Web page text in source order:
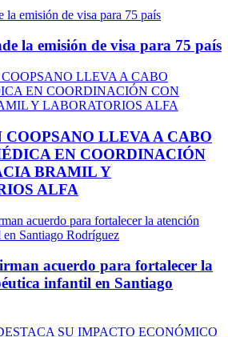
la emisión de visa para 75 país
COOPSANO LLEVA A CABO
EN COORDINACIÓN
BRAMIL Y
ALFA
acuerdo para fortalecer la
infantil en Santiago